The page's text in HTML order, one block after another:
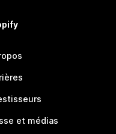
et médias